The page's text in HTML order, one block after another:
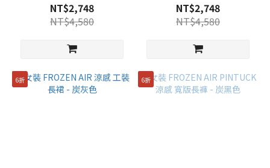
NT$2,748
NT$4,580
NT$2,748
NT$4,580
6折 6折